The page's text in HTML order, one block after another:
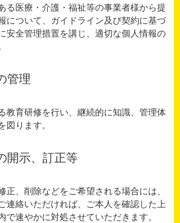
る医療・介護・福祉等の事業者様から提
について、ガイドライン及び契約に基づ
安全管理措置を講じ、適切な個人情報の
管理
教育研修を行い、継続的に知識、管理体
ります。
開示、訂正等
正、削除などをご希望される場合には、
連絡いただければ、ご本人を確認した上
で速やかに対処させていただきます。